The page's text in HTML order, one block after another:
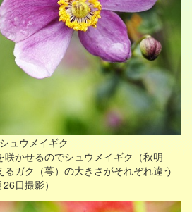
シュウメイギク
かせるのでシュウメイギク（秋明
ガク（萼）の大きさがそれぞれ違う
日撮影）